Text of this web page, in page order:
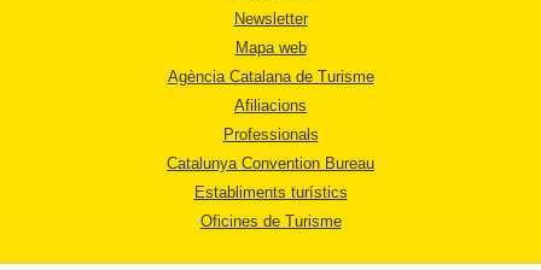
Newsletter
Mapa web
Agència Catalana de Turisme
Afiliacions
Professionals
Catalunya Convention Bureau
Establiments turístics
Oficines de Turisme